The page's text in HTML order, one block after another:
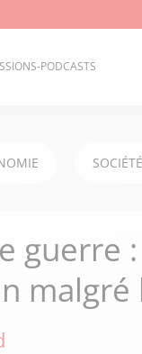
PODCASTS
SOCIÉTÉ
guerre